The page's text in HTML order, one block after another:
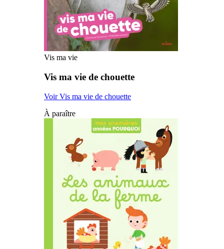
Vis ma vie
Vis ma vie de chouette
Voir Vis ma vie de chouette
À paraître